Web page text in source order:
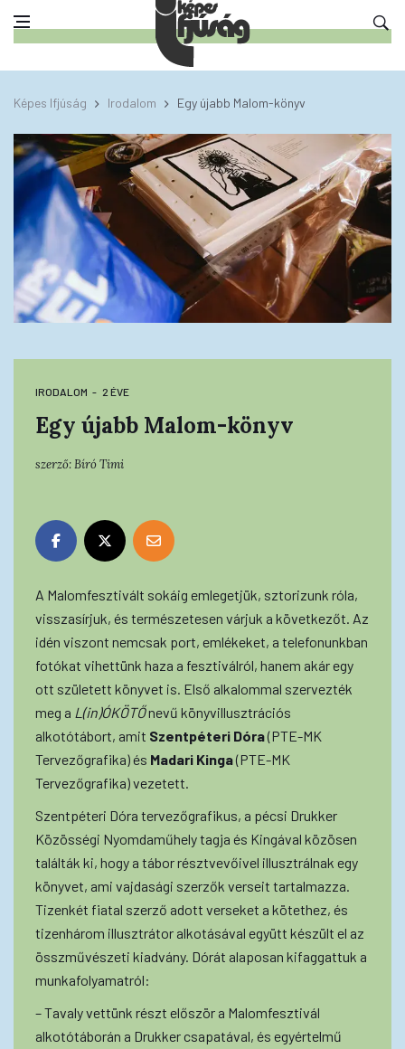
Képes Ifjúság Irodalom Egy újabb Malom-könyv
IRODALOM 2 ÉVE
Egy újabb Malom-könyv
szerző:Bíró Timi
A Malomfesztivált sokáig emlegetjük, sztorizunk róla,
visszasírjuk, és természetesen várjuk a következőt. Az
idén viszont nemcsak port, emlékeket, a telefonunkban
fotókat vihettünk haza a fesztiválról, hanem akár egy
ott született könyvet is. Első alkalommal szervezték
meg a L(in)ÓKÖTŐnevű könyvillusztrációs
alkotótábort, amit Szentpéteri Dóra(PTE-MK
Tervezőgrafika) és Madari Kinga(PTE-MK
Tervezőgrafika) vezetett.
Szentpéteri Dóra tervezőgrafikus, a pécsi Drukker
Közösségi Nyomdaműhely tagja és Kingával közösen
találták ki, hogy a tábor résztvevőivel illusztrálnak egy
könyvet, ami vajdasági szerzők verseit tartalmazza.
Tizenkét fiatal szerző adott verseket a kötethez, és
tizenhárom illusztrátor alkotásával együtt készült el az
összművészeti kiadvány. Dórát alaposan kifaggattuk a
munkafolyamatról:
– Tavaly vettünk részt először a Malomfesztivál
alkotótáborán a Drukker csapatával, és egyértelmű